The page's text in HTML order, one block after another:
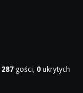
287 gości, 0 ukrytych